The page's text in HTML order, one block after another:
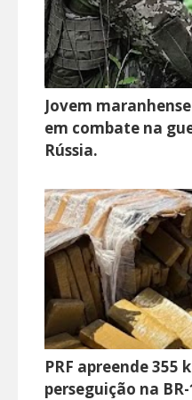
Jovem
em combate na
Rússia.
PRF apreende 355
perseguição na